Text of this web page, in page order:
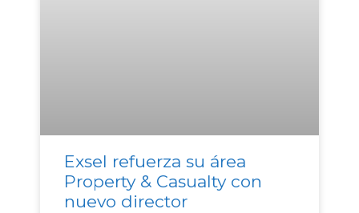
Exsel refuerza su área
Property & Casualty con
nuevo director